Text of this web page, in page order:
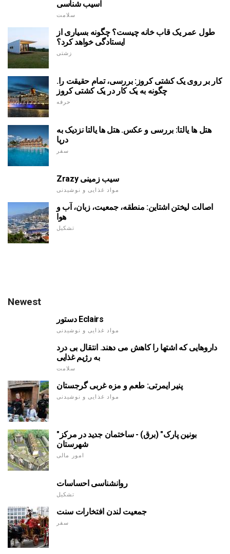
آسیب شناسی
سلامت
طول عمر یک قاب خانه چیست؟ چگونه بسیاری از
ایستادگی خواهد کرد؟
زشتی
کار بر روی یک کشتی کروز: بررسی، تمام حقیقت را.
چگونه به یک کار در یک کشتی کروز
حرفه
هتل ها یالتا: بررسی و عکس. هتل ها یالتا نزدیک به
دریا
سفر
Zrazy سیب زمینی
مواد غذایی و نوشیدنی
اصالت لیختن اشتاین: منطقه، جمعیت، زبان، آب و
هوا
تشکیل
Newest
دستور Eclairs
مواد غذایی و نوشیدنی
داروهایی که اشتها را کاهش می دهند. انتقال بی درد
به رژیم غذایی
سلامت
پنیر ایمرتی: طعم و مزه غربی گرجستان
مواد غذایی و نوشیدنی
"بونین پارک" (برق) - ساختمان جدید در مرکز
شهرستان
امور مالی
روانشناسی احساسات
تشکیل
جمعیت لندن افتخارات سنت
سفر